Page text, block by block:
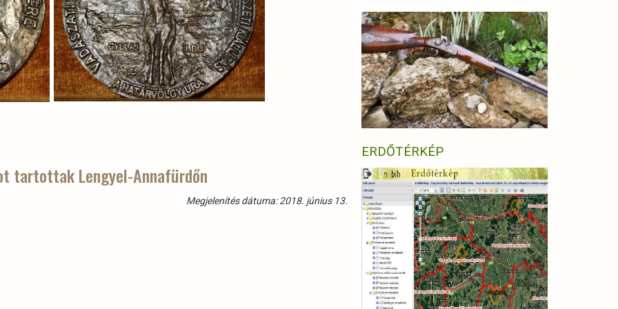
tartottak Lengyel-Annafürdőn
Megjelenítés dátuma: 2018. június 13.
ERDŐTÉRKÉP